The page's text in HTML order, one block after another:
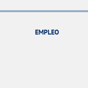
EMPLEO